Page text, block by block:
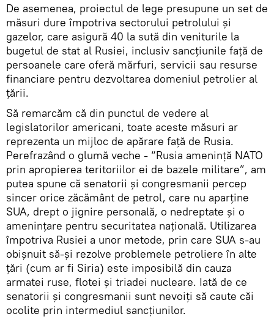
De asemenea, proiectul de lege presupune un set de
măsuri dure împotriva sectorului petrolului și
gazelor, care asigură 40 la sută din veniturile la
bugetul de stat al Rusiei, inclusiv sancțiunile față de
persoanele care oferă mărfuri, servicii sau resurse
financiare pentru dezvoltarea domeniul petrolier al
țării.
Să remarcăm că din punctul de vedere al
legislatorilor americani, toate aceste măsuri ar
reprezenta un mijloc de apărare față de Rusia.
Perefrazând o glumă veche - “Rusia amenință NATO
prin apropierea teritoriilor ei de bazele militare”, am
putea spune că senatorii și congresmanii percep
sincer orice zăcământ de petrol, care nu aparține
SUA, drept o jignire personală, o nedreptate și o
amenințare pentru securitatea națională. Utilizarea
împotriva Rusiei a unor metode, prin care SUA s-au
obișnuit să-și rezolve problemele petroliere în alte
țări (cum ar fi Siria) este imposibilă din cauza
armatei ruse, flotei și triadei nucleare. Iată de ce
senatorii și congresmanii sunt nevoiți să caute căi
ocolite prin intermediul sancțiunilor.